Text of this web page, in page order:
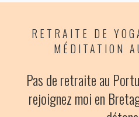
ABOUT
YOGA
YOGA
YOGA
RETRAITE DE
MÉDITATION
Pas de retraite au
rejoignez moi en